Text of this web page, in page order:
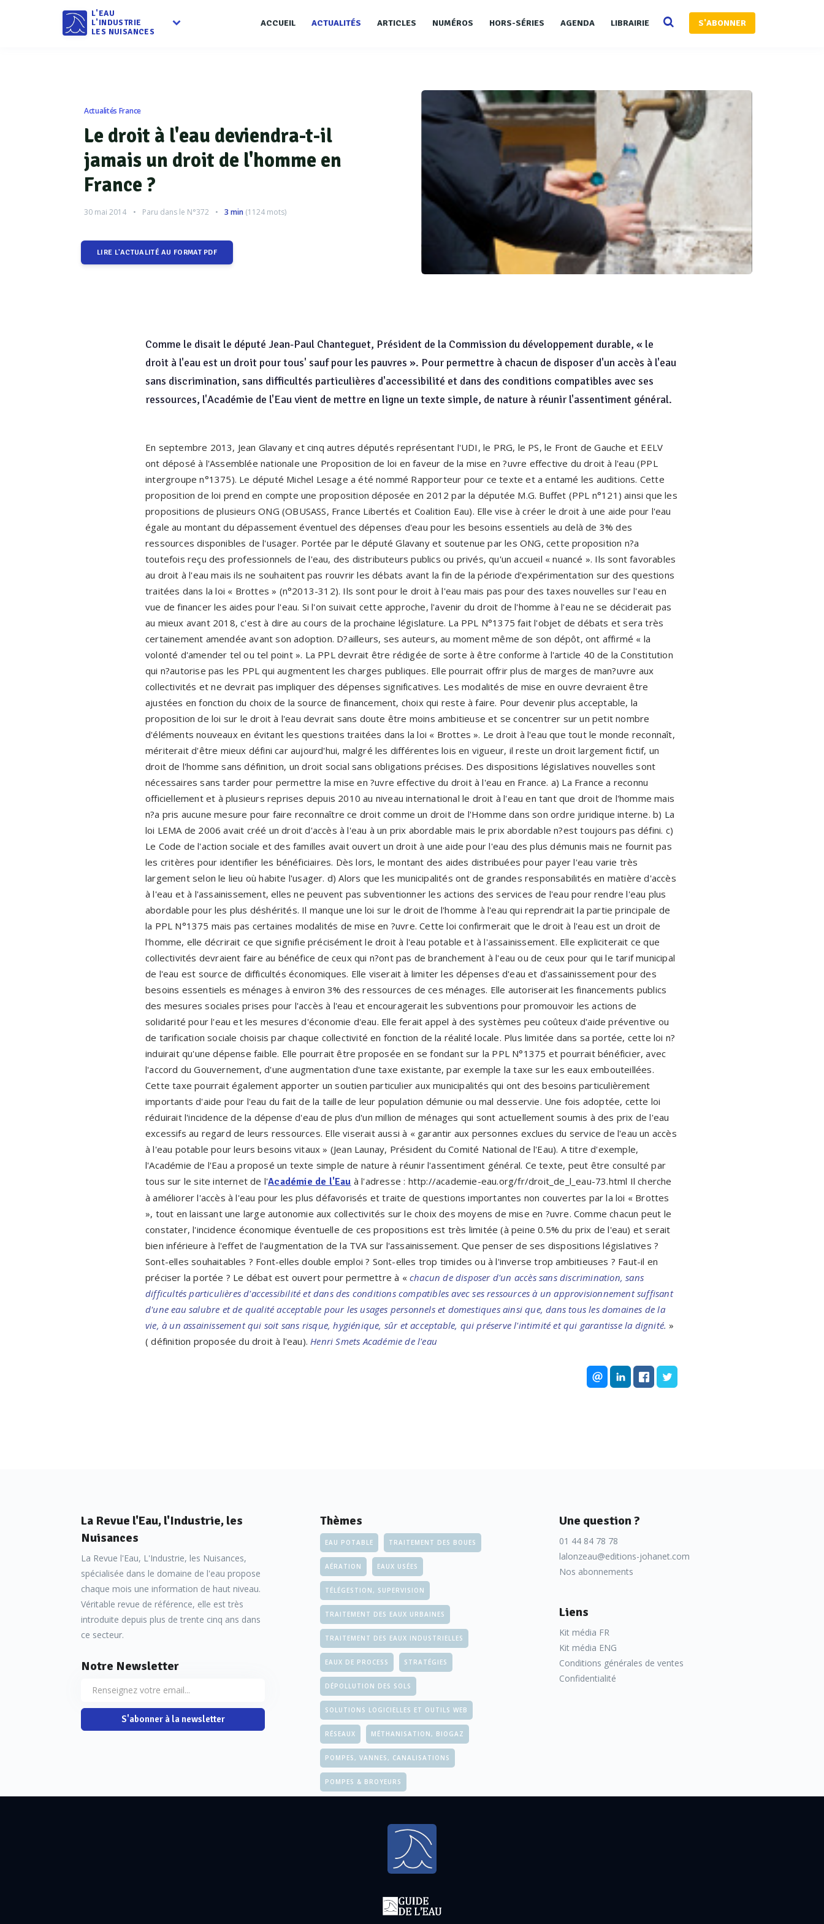
L'EAU
L'INDUSTRIE
LES NUISANCES
ACCUEIL ACTUALITÉS ARTICLES NUMÉROS HORS-SÉRIES AGENDA LIBRAIRIE S'ABONNER
Actualités France
Le droit à l'eau deviendra-t-il
jamais un droit de l'homme en
France ?
30 mai 2014 Paru dans le N°372 3 min (1124 mots)
LIRE L'ACTUALITÉ AU FORMAT PDF
Comme le disait le député Jean-Paul Chanteguet, Président de la Commission du développement durable, « le
droit à l'eau est un droit pour tous' sauf pour les pauvres ». Pour permettre à chacun de disposer d'un accès à l'eau
sans discrimination, sans difficultés particulières d'accessibilité et dans des conditions compatibles avec ses
ressources, l'Académie de l'Eau vient de mettre en ligne un texte simple, de nature à réunir l'assentiment général.
En septembre 2013, Jean Glavany et cinq autres députés représentant l'UDI, le PRG, le PS, le Front de Gauche et EELV
ont déposé à l'Assemblée nationale une Proposition de loi en faveur de la mise en ?uvre effective du droit à l'eau (PPL
intergroupe n°1375). Le député Michel Lesage a été nommé Rapporteur pour ce texte et a entamé les auditions. Cette
proposition de loi prend en compte une proposition déposée en 2012 par la députée M.G. Buffet (PPL n°121) ainsi que les
propositions de plusieurs ONG (OBUSASS, France Libertés et Coalition Eau). Elle vise à créer le droit à une aide pour l'eau
égale au montant du dépassement éventuel des dépenses d'eau pour les besoins essentiels au delà de 3% des
ressources disponibles de l'usager. Portée par le député Glavany et soutenue par les ONG, cette proposition n?a
toutefois reçu des professionnels de l'eau, des distributeurs publics ou privés, qu'un accueil « nuancé ». Ils sont favorables
au droit à l'eau mais ils ne souhaitent pas rouvrir les débats avant la fin de la période d'expérimentation sur des questions
traitées dans la loi « Brottes » (n°2013-312). Ils sont pour le droit à l'eau mais pas pour des taxes nouvelles sur l'eau en
vue de financer les aides pour l'eau. Si l'on suivait cette approche, l'avenir du droit de l'homme à l'eau ne se déciderait pas
au mieux avant 2018, c'est à dire au cours de la prochaine législature. La PPL N°1375 fait l'objet de débats et sera très
certainement amendée avant son adoption. D?ailleurs, ses auteurs, au moment même de son dépôt, ont affirmé « la
volonté d'amender tel ou tel point ». La PPL devrait être rédigée de sorte à être conforme à l'article 40 de la Constitution
qui n?autorise pas les PPL qui augmentent les charges publiques. Elle pourrait offrir plus de marges de man?uvre aux
collectivités et ne devrait pas impliquer des dépenses significatives. Les modalités de mise en ouvre devraient être
ajustées en fonction du choix de la source de financement, choix qui reste à faire. Pour devenir plus acceptable, la
proposition de loi sur le droit à l'eau devrait sans doute être moins ambitieuse et se concentrer sur un petit nombre
d'éléments nouveaux en évitant les questions traitées dans la loi « Brottes ». Le droit à l'eau que tout le monde reconnaît,
mériterait d'être mieux défini car aujourd'hui, malgré les différentes lois en vigueur, il reste un droit largement fictif, un
droit de l'homme sans définition, un droit social sans obligations précises. Des dispositions législatives nouvelles sont
nécessaires sans tarder pour permettre la mise en ?uvre effective du droit à l'eau en France. a) La France a reconnu
officiellement et à plusieurs reprises depuis 2010 au niveau international le droit à l'eau en tant que droit de l'homme mais
n?a pris aucune mesure pour faire reconnaître ce droit comme un droit de l'Homme dans son ordre juridique interne. b) La
loi LEMA de 2006 avait créé un droit d'accès à l'eau à un prix abordable mais le prix abordable n?est toujours pas défini. c)
Le Code de l'action sociale et des familles avait ouvert un droit à une aide pour l'eau des plus démunis mais ne fournit pas
les critères pour identifier les bénéficiaires. Dès lors, le montant des aides distribuées pour payer l'eau varie très
largement selon le lieu où habite l'usager. d) Alors que les municipalités ont de grandes responsabilités en matière d'accès
à l'eau et à l'assainissement, elles ne peuvent pas subventionner les actions des services de l'eau pour rendre l'eau plus
abordable pour les plus déshérités. Il manque une loi sur le droit de l'homme à l'eau qui reprendrait la partie principale de
la PPL N°1375 mais pas certaines modalités de mise en ?uvre. Cette loi confirmerait que le droit à l'eau est un droit de
l'homme, elle décrirait ce que signifie précisément le droit à l'eau potable et à l'assainissement. Elle expliciterait ce que
collectivités devraient faire au bénéfice de ceux qui n?ont pas de branchement à l'eau ou de ceux pour qui le tarif municipal
de l'eau est source de difficultés économiques. Elle viserait à limiter les dépenses d'eau et d'assainissement pour des
besoins essentiels es ménages à environ 3% des ressources de ces ménages. Elle autoriserait les financements publics
des mesures sociales prises pour l'accès à l'eau et encouragerait les subventions pour promouvoir les actions de
solidarité pour l'eau et les mesures d'économie d'eau. Elle ferait appel à des systèmes peu coûteux d'aide préventive ou
de tarification sociale choisis par chaque collectivité en fonction de la réalité locale. Plus limitée dans sa portée, cette loi n?
induirait qu'une dépense faible. Elle pourrait être proposée en se fondant sur la PPL N°1375 et pourrait bénéficier, avec
l'accord du Gouvernement, d'une augmentation d'une taxe existante, par exemple la taxe sur les eaux embouteillées.
Cette taxe pourrait également apporter un soutien particulier aux municipalités qui ont des besoins particulièrement
importants d'aide pour l'eau du fait de la taille de leur population démunie ou mal desservie. Une fois adoptée, cette loi
réduirait l'incidence de la dépense d'eau de plus d'un million de ménages qui sont actuellement soumis à des prix de l'eau
excessifs au regard de leurs ressources. Elle viserait aussi à « garantir aux personnes exclues du service de l'eau un accès
à l'eau potable pour leurs besoins vitaux » (Jean Launay, Président du Comité National de l'Eau). A titre d'exemple,
l'Académie de l'Eau a proposé un texte simple de nature à réunir l'assentiment général. Ce texte, peut être consulté par
tous sur le site internet de l'Académie de l'Eau à l'adresse : http://academie-eau.org/fr/droit_de_l_eau-73.html Il cherche
à améliorer l'accès à l'eau pour les plus défavorisés et traite de questions importantes non couvertes par la loi « Brottes
», tout en laissant une large autonomie aux collectivités sur le choix des moyens de mise en ?uvre. Comme chacun peut le
constater, l'incidence économique éventuelle de ces propositions est très limitée (à peine 0.5% du prix de l'eau) et serait
bien inférieure à l'effet de l'augmentation de la TVA sur l'assainissement. Que penser de ses dispositions législatives ?
Sont-elles souhaitables ? Font-elles double emploi ? Sont-elles trop timides ou à l'inverse trop ambitieuses ? Faut-il en
préciser la portée ? Le débat est ouvert pour permettre à «chacun de disposer d'un accès sans discrimination, sans
difficultés particulières d'accessibilité et dans des conditions compatibles avec ses ressources à un approvisionnement suffisant
d'une eau salubre et de qualité acceptable pour les usages personnels et domestiques ainsi que, dans tous les domaines de la
vie, à un assainissement qui soit sans risque, hygiénique, sûr et acceptable, qui préserve l'intimité et qui garantisse la dignité.»
( définition proposée du droit à l'eau).Henri Smets Académie de l'eau
La Revue l'Eau, l'Industrie, les
Nuisances
La Revue l'Eau, L'Industrie, les Nuisances,
spécialisée dans le domaine de l'eau propose
chaque mois une information de haut niveau.
Véritable revue de référence, elle est très
introduite depuis plus de trente cinq ans dans
ce secteur.
Notre Newsletter
S'abonner à la newsletter
Thèmes
EAU POTABLE TRAITEMENT DES BOUES
AÉRATION EAUX USÉES
TÉLÉGESTION, SUPERVISION
TRAITEMENT DES EAUX URBAINES
TRAITEMENT DES EAUX INDUSTRIELLES
EAUX DE PROCESS STRATÉGIES
DÉPOLLUTION DES SOLS
SOLUTIONS LOGICIELLES ET OUTILS WEB
RÉSEAUX MÉTHANISATION, BIOGAZ
POMPES, VANNES, CANALISATIONS
POMPES & BROYEURS
Une question ?
01 44 84 78 78
lalonzeau@editions-johanet.com
Nos abonnements
Liens
Kit média FR
Kit média ENG
Conditions générales de ventes
Confidentialité